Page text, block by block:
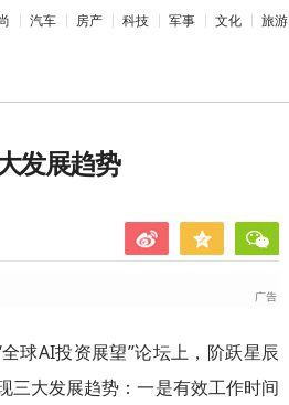
汽车 房产 科技 军事 文化 旅游
发展趋势
球AI投资展望”论坛上，阶跃星辰
三大发展趋势：一是有效工作时间